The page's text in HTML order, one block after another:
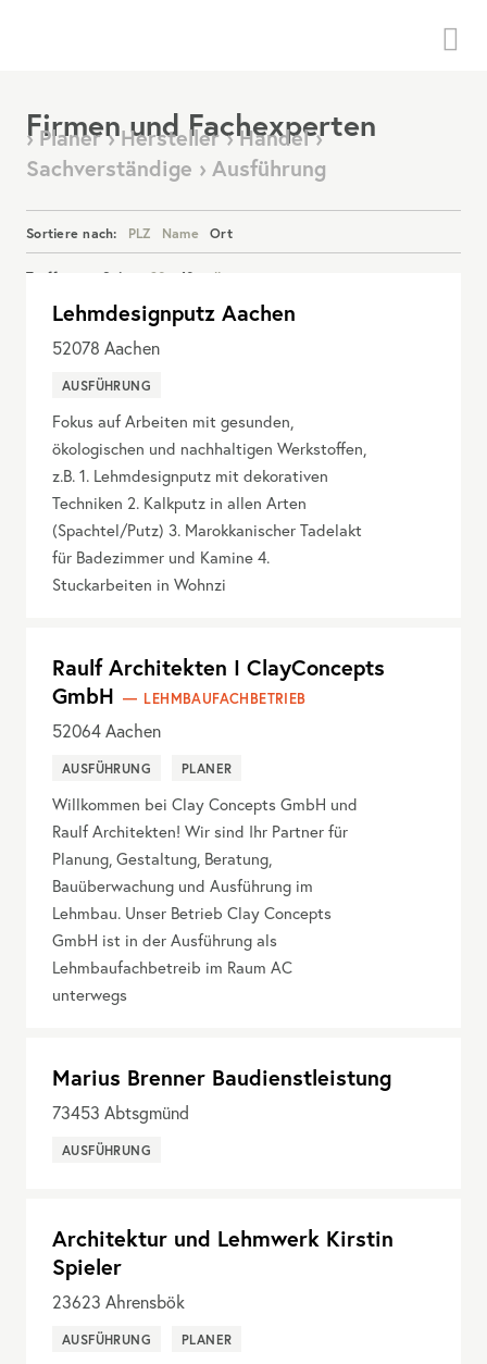
Firmen und Fachexperten
› Planer › Hersteller › Handel ›
Sachverständige › Ausführung
Sortiere nach: PLZ Name Ort
Treffer pro Seite: 20 40 alle
Details anzeigen
Lehmdesignputz Aachen
52078 Aachen
AUSFÜHRUNG
Fokus auf Arbeiten mit gesunden,
ökologischen und nachhaltigen Werkstoffen,
z.B. 1. Lehmdesignputz mit dekorativen
Techniken 2. Kalkputz in allen Arten
(Spachtel/Putz) 3. Marokkanischer Tadelakt
für Badezimmer und Kamine 4.
Stuckarbeiten in Wohnzi
Raulf Architekten I ClayConcepts
GmbH
LEHMBAUFACHBETRIEB
52064 Aachen
AUSFÜHRUNG PLANER
Willkommen bei Clay Concepts GmbH und
Raulf Architekten! Wir sind Ihr Partner für
Planung, Gestaltung, Beratung,
Bauüberwachung und Ausführung im
Lehmbau. Unser Betrieb Clay Concepts
GmbH ist in der Ausführung als
Lehmbaufachbetreib im Raum AC
unterwegs
Marius Brenner Baudienstleistung
73453 Abtsgmünd
AUSFÜHRUNG
Architektur und Lehmwerk Kirstin
Spieler
23623 Ahrensbök
AUSFÜHRUNG PLANER